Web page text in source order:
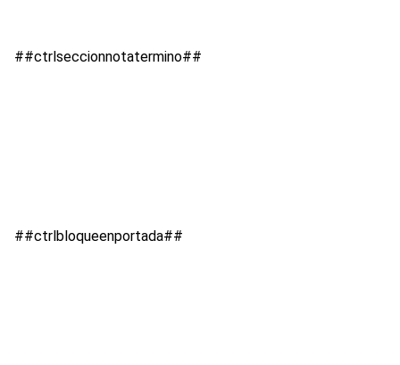
##ctrlseccionnotatermino##
##ctrlbloqueenportada##